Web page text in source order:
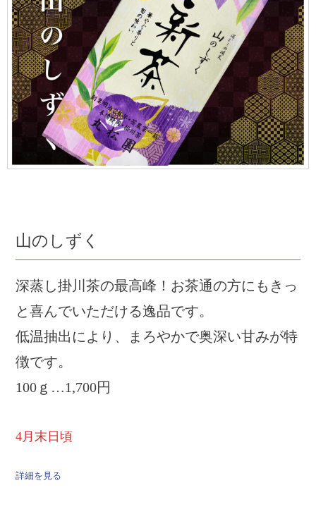
山のしずく
深蒸し掛川茶の最高峰！お茶通の方にもきっ
と喜んでいただける逸品です。
低温抽出により、まろやかで奥深い甘みが特
徴です。
100ｇ…1,700円
4月末日頃
詳細を見る